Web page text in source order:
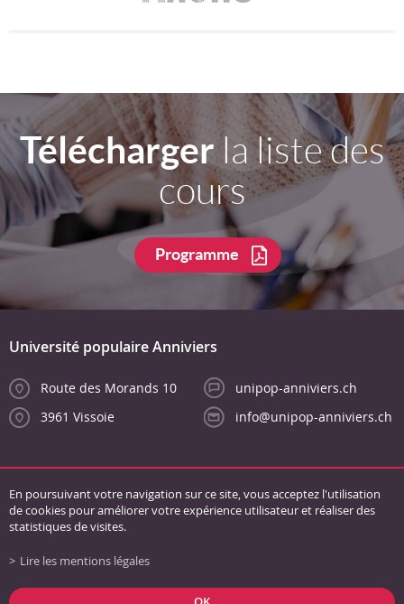
Téléchargerla liste des
cours
Programme
Université populaire Anniviers
Route des Morands 10
3961 Vissoie
unipop-anniviers.ch
info@unipop-anniviers.ch
Liens Conditions générales Mentions légales Plan du site
En poursuivant votre navigation sur ce site, vous acceptez l'utilisation
de cookies pour améliorer votre expérience utilisateur et réaliser des
statistiques de visites.
Lire les mentions légales